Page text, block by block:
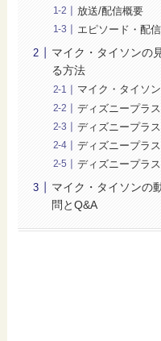
放送/配信概要
エピソード・配
マイク・タイソンの
る方法
マイク・タイソ
ディズニープラ
ディズニープラ
ディズニープラ
ディズニープラ
マイク・タイソンの
問とQ&A